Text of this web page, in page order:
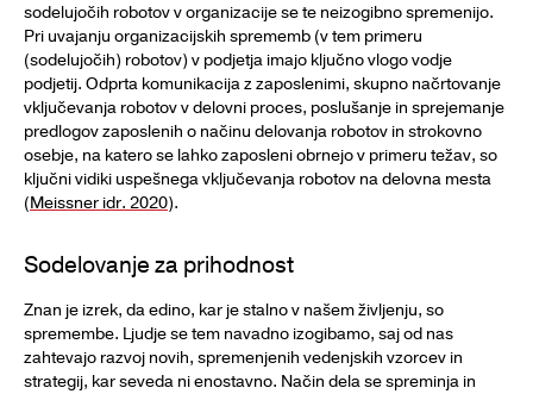
sodelujočih robotov v organizacije se te neizogibno spremenijo.
Pri uvajanju organizacijskih sprememb (v tem primeru
(sodelujočih) robotov) v podjetja imajo ključno vlogo vodje
podjetij. Odprta komunikacija z zaposlenimi, skupno načrtovanje
vključevanja robotov v delovni proces, poslušanje in sprejemanje
predlogov zaposlenih o načinu delovanja robotov in strokovno
osebje, na katero se lahko zaposleni obrnejo v primeru težav, so
ključni vidiki uspešnega vključevanja robotov na delovna mesta
(Meissner idr. 2020).
Sodelovanje za prihodnost
Znan je izrek, da edino, kar je stalno v našem življenju, so
spremembe. Ljudje se tem navadno izogibamo, saj od nas
zahtevajo razvoj novih, spremenjenih vedenjskih vzorcev in
strategij, kar seveda ni enostavno. Način dela se spreminja in